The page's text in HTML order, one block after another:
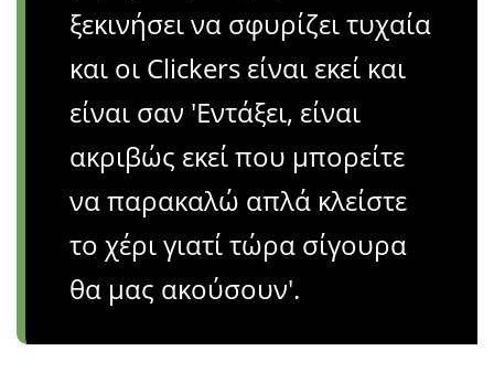
ξεκινήσει να σφυρίζει τυχαία
και οι Clickers είναι εκεί και
είναι σαν 'Εντάξει, είναι
ακριβώς εκεί που μπορείτε
να παρακαλώ απλά κλείστε
το χέρι γιατί τώρα σίγουρα
θα μας ακούσουν'.